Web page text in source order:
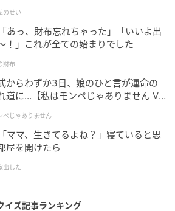
マッチ棒1本を動かして「23+18=3
させるには？【マッチ棒クイズ】
のせい
っ、財布忘れちゃった」「いいよ出
！」これが全ての始まりでした
財布
からわずか3日、娘のひと言が運命の
道に…【私はモンペじゃありません Vo
ペじゃありません
マ、生きてるよね？」寝ていると思
屋を開けたら
出した
イズ記事ランキング